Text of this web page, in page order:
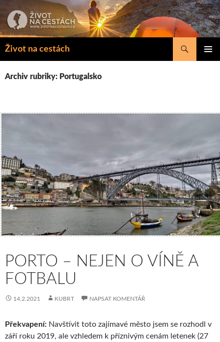
k
obsahu
Život na cestách
Hledat
Archiv rubriky: Portugalsko
PORTO – NEJEN O VÍNĚ A
FOTBALU
14.2.2021 KUBRT NAPSAT KOMENTÁŘ
Překvapení: Navštívit toto zajímavé město jsem se rozhodl v
září roku 2019, ale vzhledem k příznivým cenám letenek (27